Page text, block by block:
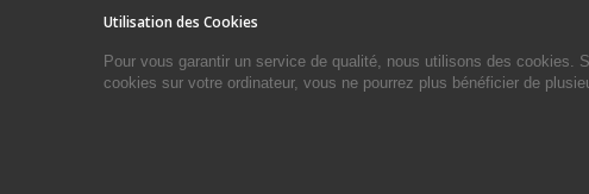
Utilisation des Cookies
Pour vous garantir un service de qualité, nous utilisons des cookies.
cookies sur votre ordinateur, vous ne pourrez plus bénéficier de